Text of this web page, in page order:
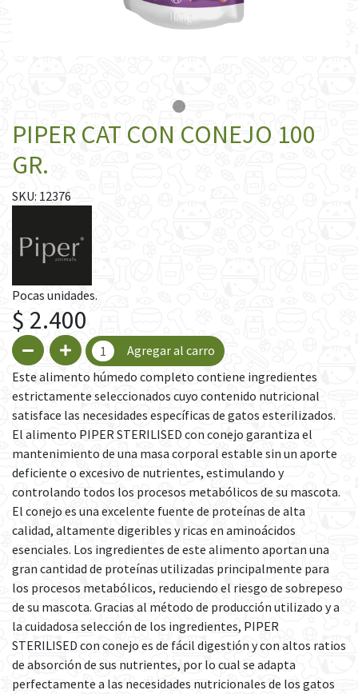
PIPER CAT CON CONEJO 100
GR.
SKU: 12376
Pocas unidades.
$ 2.400
Agregar al carro
Este alimento húmedo completo contiene ingredientes
estrictamente seleccionados cuyo contenido nutricional
satisface las necesidades específicas de gatos esterilizados.
El alimento PIPER STERILISED con conejo garantiza el
mantenimiento de una masa corporal estable sin un aporte
deficiente o excesivo de nutrientes, estimulando y
controlando todos los procesos metabólicos de su mascota.
El conejo es una excelente fuente de proteínas de alta
calidad, altamente digeribles y ricas en aminoácidos
esenciales. Los ingredientes de este alimento aportan una
gran cantidad de proteínas utilizadas principalmente para
los procesos metabólicos, reduciendo el riesgo de sobrepeso
de su mascota. Gracias al método de producción utilizado y a
la cuidadosa selección de los ingredientes, PIPER
STERILISED con conejo es de fácil digestión y con altos ratios
de absorción de sus nutrientes, por lo cual se adapta
perfectamente a las necesidades nutricionales de los gatos